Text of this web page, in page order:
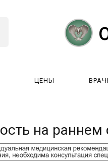
ЦЕНЫ
на раннем